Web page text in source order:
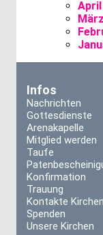
April
Infos
Nachrichten
Gottesdienste
Arenakapelle
Mitglied werden
Taufe
Konfirmation
Trauung
Kontakte
Spenden
Unsere Kirchen